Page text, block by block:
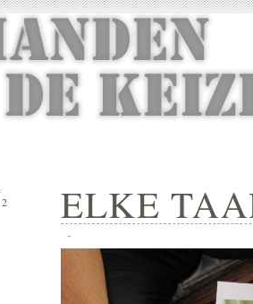
ELKE
-